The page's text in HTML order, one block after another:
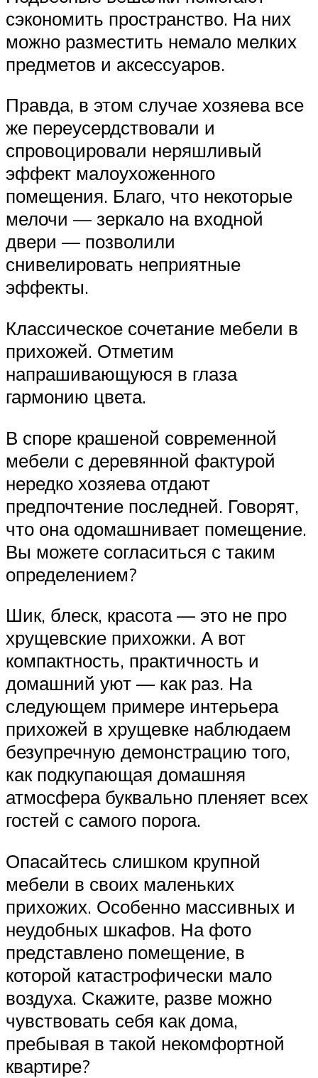
сэкономить пространство. На них
можно разместить немало мелких
предметов и аксессуаров.
Правда, в этом случае хозяева все
же переусердствовали и
спровоцировали неряшливый
эффект малоухоженного
помещения. Благо, что некоторые
мелочи — зеркало на входной
двери — позволили
снивелировать неприятные
эффекты.
Классическое сочетание мебели в
прихожей. Отметим
напрашивающуюся в глаза
гармонию цвета.
В споре крашеной современной
мебели с деревянной фактурой
нередко хозяева отдают
предпочтение последней. Говорят,
что она одомашнивает помещение.
Вы можете согласиться с таким
определением?
Шик, блеск, красота — это не про
хрущевские прихожки. А вот
компактность, практичность и
домашний уют — как раз. На
следующем примере интерьера
прихожей в хрущевке наблюдаем
безупречную демонстрацию того,
как подкупающая домашняя
атмосфера буквально пленяет всех
гостей с самого порога.
Опасайтесь слишком крупной
мебели в своих маленьких
прихожих. Особенно массивных и
неудобных шкафов. На фото
представлено помещение, в
которой катастрофически мало
воздуха. Скажите, разве можно
чувствовать себя как дома,
пребывая в такой некомфортной
квартире?